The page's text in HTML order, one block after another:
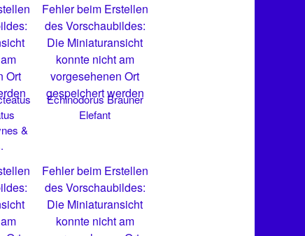
Ort
&
Fehler beim Erstellen
des Vorschaubildes:
Die Miniaturansicht
konnte nicht am
vorgesehenen Ort
gespeichert werden
Echinodorus Brauner
Elefant
Fehler beim Erstellen
des Vorschaubildes:
Die Miniaturansicht
konnte nicht am